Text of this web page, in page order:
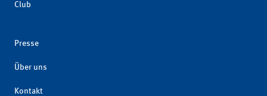
Club
Presse
Über uns
Kontakt